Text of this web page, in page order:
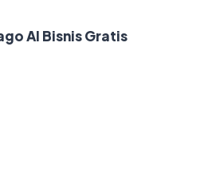
AI Bisnis Gratis